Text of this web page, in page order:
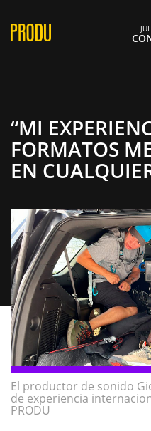
“MI
FORMATOS
EN
El productor de sonido
de experiencia
PRODU